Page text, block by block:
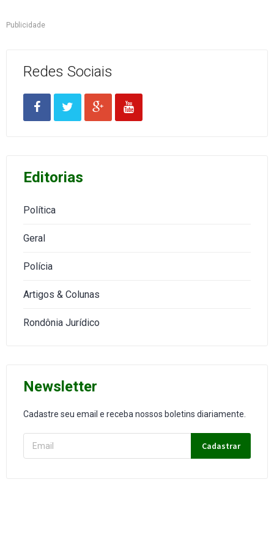
Publicidade
Redes Sociais
Editorias
Política
Geral
Polícia
Artigos & Colunas
Rondônia Jurídico
Newsletter
Cadastre seu email e receba nossos boletins diariamente.
Cadastrar